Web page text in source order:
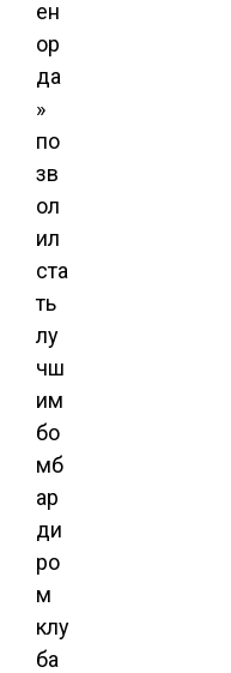
ен
ор
да
»
по
зв
ол
ил
ста
ть
лу
чш
им
бо
мб
ар
ди
ро
м
клу
ба